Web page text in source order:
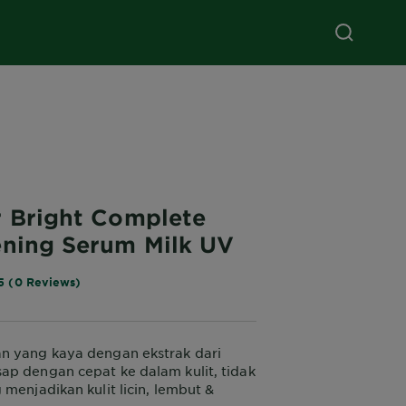
Bright Complete
Serum Milk UV
(0 Reviews)
yang kaya dengan ekstrak dari
dengan cepat ke dalam kulit, tidak
menjadikan kulit licin, lembut &